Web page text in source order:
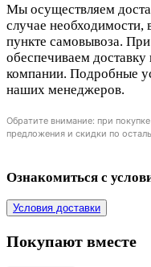
Мы осуществляем
случае необходимости,
пункте самовывоза.
обеспечиваем
компании. Подробные
наших менеджеров.
Обратите внимание: при
предложения и скидки по
Ознакомиться с
Условия доставки
Покупают вместе